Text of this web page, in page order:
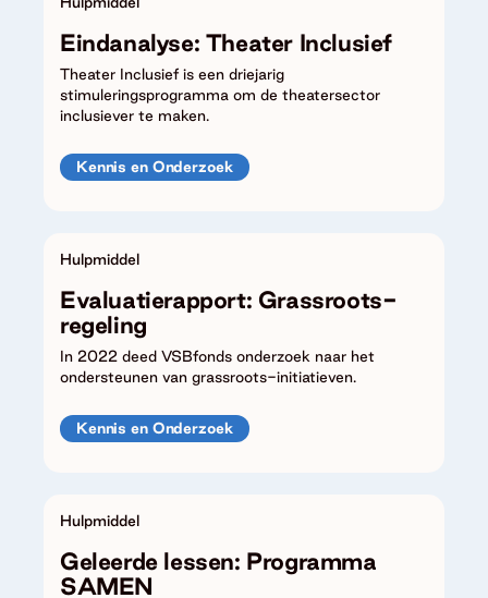
Eindanalyse: Theater Inclusief
Theater Inclusief is een driejarig
stimuleringsprogramma om de theatersector
inclusiever te maken.
Kennis en Onderzoek
Hulpmiddel
Evaluatierapport: Grassroots-
regeling
In 2022 deed VSBfonds onderzoek naar het
ondersteunen van grassroots-initiatieven.
Kennis en Onderzoek
Hulpmiddel
Geleerde lessen: Programma
SAMEN